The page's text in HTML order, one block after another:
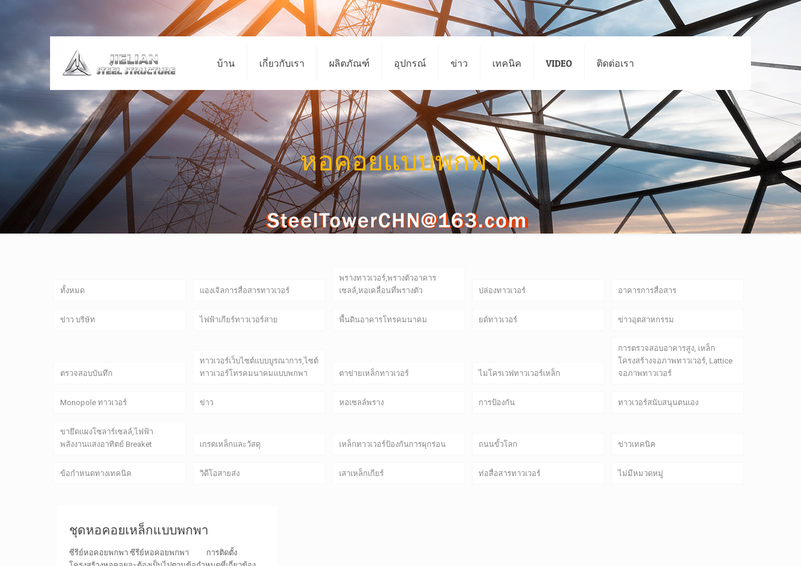
บ้าน เกี่ยวกับเรา ผลิตภัณฑ์ อุปกรณ์ ข่าว เทคนิค VIDEO ติดต่อเรา
หอคอยแบบพกพา
ทั้งหมด แองเจิลการสื่อสารทาวเวอร์
พรางทาวเวอร์,พรางตัวอาคาร
เซลล์,หอเคลื่อนที่พรางตัว
ปล่องทาวเวอร์ อาคารการสื่อสาร
ข่าว บริษัท ไฟฟ้าเกียร์ทาวเวอร์สาย พื้นดินอาคารโทรคมนาคม ยด์ทาวเวอร์ ข่าวอุตสาหกรรม
ตรวจสอบบันทึก
ทาวเวอร์เว็บไซต์แบบบูรณาการ,ไซต์
ทาวเวอร์โทรคมนาคมแบบพกพา
ตาข่ายเหล็กทาวเวอร์ ไมโครเวฟทาวเวอร์เหล็ก
การตรวจสอบอาคารสูง, เหล็ก
โครงสร้างจอภาพทาวเวอร์, Lattice
จอภาพทาวเวอร์
Monopole ทาวเวอร์ ข่าว หอเซลล์พราง การป้องกัน ทาวเวอร์สนับสนุนตนเอง
ขายึดแผงโซลาร์เซลล์,ไฟฟ้า
พลังงานแสงอาทิตย์ Breaket
เกรดเหล็กและวัสดุ เหล็กทาวเวอร์ป้องกันการผุกร่อน ถนนขั้วโลก ข่าวเทคนิค
ข้อกำหนดทางเทคนิค วิดีโอสายส่ง เสาเหล็กเกียร์ ท่อสื่อสารทาวเวอร์ ไม่มีหมวดหมู่
ชุดหอคอยเหล็กแบบพกพา
ซีรีย์หอคอยพกพา ซีรีย์หอคอยพกพา การติดตั้ง